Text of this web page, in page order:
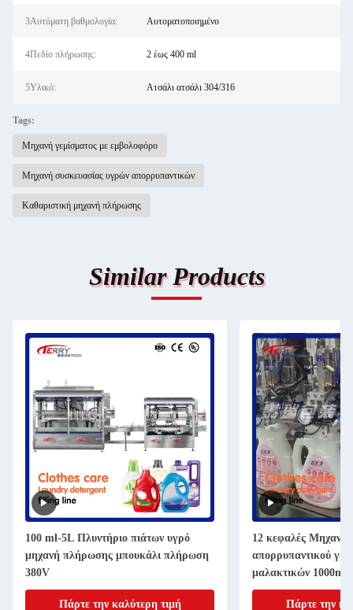
3Αυτόματη βαθμολογία: Αυτοματοποιημένο
4Πεδίο πλήρωσης: 2 έως 400 ml
5Υλικό: Ατσάλι ατσάλι 304/316
Tags:
Μηχανή γεμίσματος με εμβολοφόρο
Μηχανή συσκευασίας υγρών απορρυπαντικών
Καθαριστική μηχανή πλήρωσης
Similar Products
100 ml-5L Πλυντήριο πιάτων υγρό
μηχανή πλήρωσης μπουκάλι πλήρωση
380V
Πάρτε την καλύτερη τιμή
12 κεφαλές Μηχανή
απορρυπαντικού
μαλακτικών
Πάρτε την